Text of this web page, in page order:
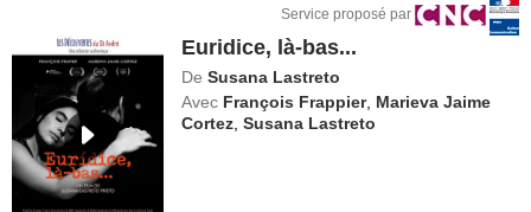
Service proposé par
Euridice, là-bas...
De Susana Lastreto
Avec François Frappier, Marieva Jaime
Cortez ,Susana Lastreto